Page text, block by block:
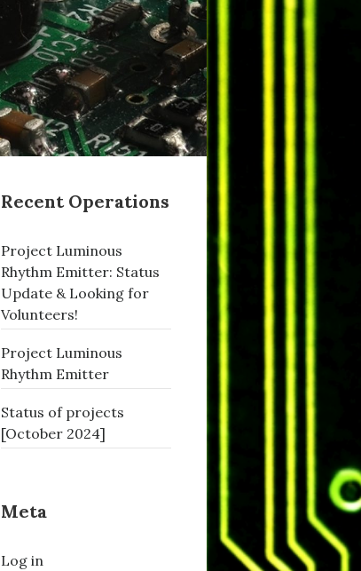
Recent Operations
Project Luminous
Rhythm Emitter: Status
Update & Looking for
Volunteers!
Project Luminous
Rhythm Emitter
Status of projects
[October 2024]
Meta
Log in